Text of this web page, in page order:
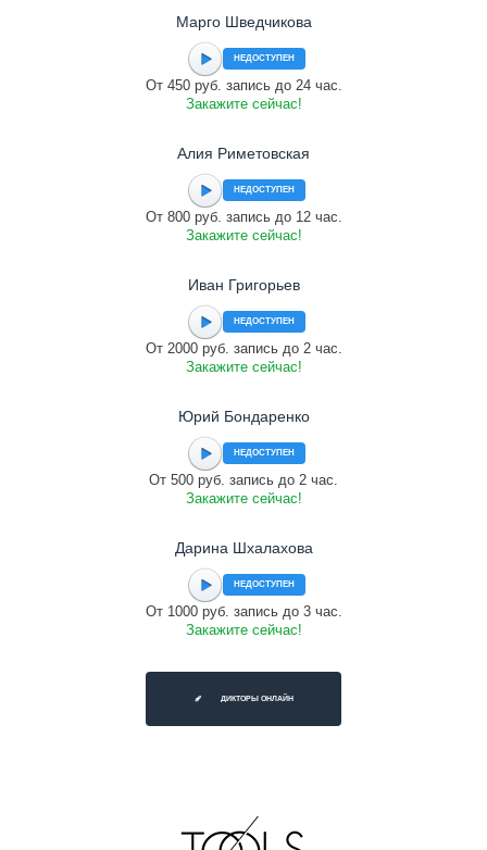
Марго Шведчикова
НЕДОСТУПЕН
От 450 руб. запись до 24 час.
Закажите сейчас!
Алия Риметовская
НЕДОСТУПЕН
От 800 руб. запись до 12 час.
Закажите сейчас!
Иван Григорьев
НЕДОСТУПЕН
От 2000 руб. запись до 2 час.
Закажите сейчас!
Юрий Бондаренко
НЕДОСТУПЕН
От 500 руб. запись до 2 час.
Закажите сейчас!
Дарина Шхалахова
НЕДОСТУПЕН
От 1000 руб. запись до 3 час.
Закажите сейчас!
ДИКТОРЫ ОНЛАЙН